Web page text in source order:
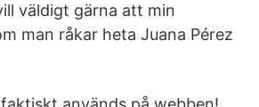
väldigt gärna att min
man råkar heta Juana Pérez